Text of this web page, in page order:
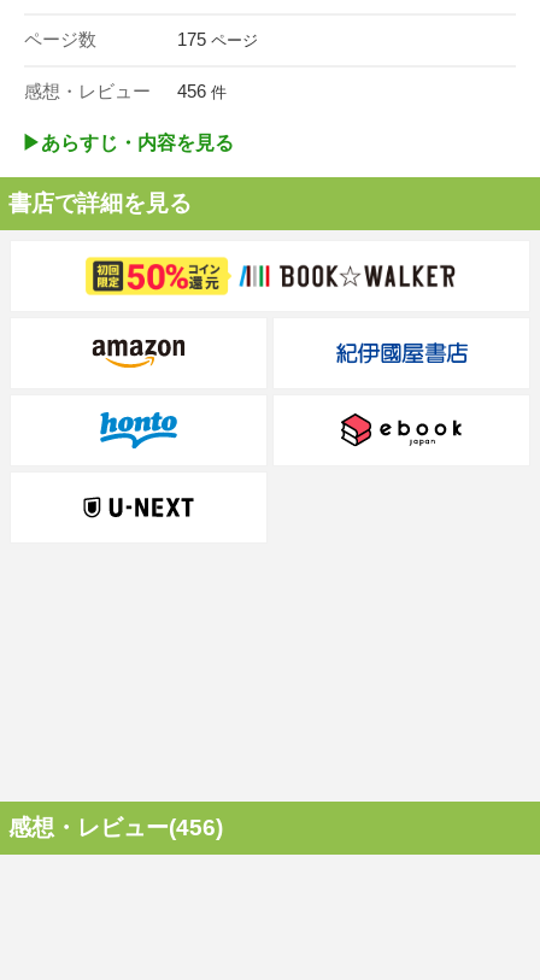
ページ数 175 ページ
感想・レビュー 456 件
▶︎あらすじ・内容を見る
書店で詳細を見る
感想・レビュー(456)